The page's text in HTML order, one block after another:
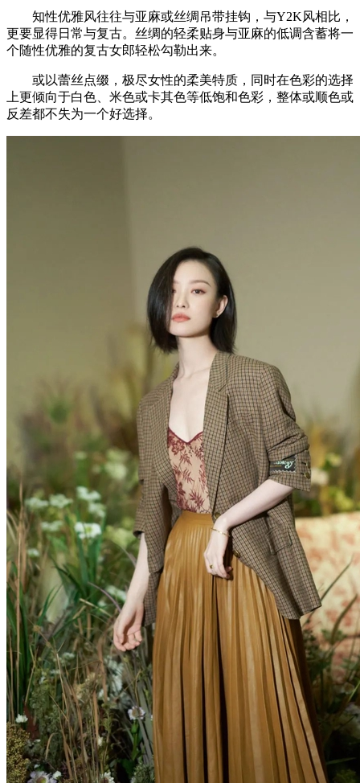
知性优雅风往往与亚麻或丝绸吊带挂钩，与Y2K风相比，
更要显得日常与复古。丝绸的轻柔贴身与亚麻的低调含蓄将一
个随性优雅的复古女郎轻松勾勒出来。
或以蕾丝点缀，极尽女性的柔美特质，同时在色彩的选择
上更倾向于白色、米色或卡其色等低饱和色彩，整体或顺色或
反差都不失为一个好选择。